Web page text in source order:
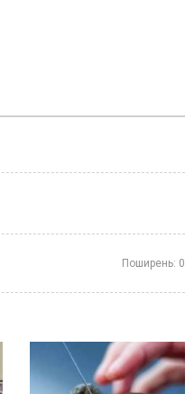
Поширень: 0